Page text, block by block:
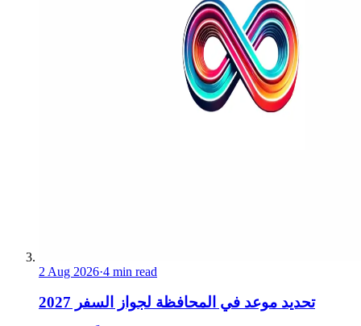
2 Aug 2026·4 min read
تحديد موعد في المحافظة لجواز السفر 2027